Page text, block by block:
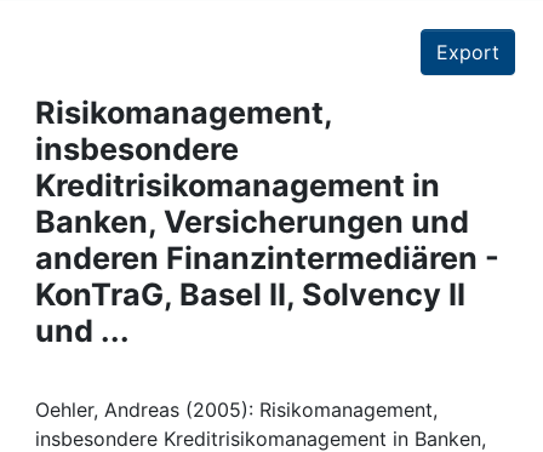
Projects
People
Institutions
Awards
Help
Export
Risikomanagement,
insbesondere
Kreditrisikomanagement in
Banken, Versicherungen und
anderen Finanzintermediären -
KonTraG, Basel II, Solvency II
und ...
Oehler, Andreas (2005): Risikomanagement,
insbesondere Kreditrisikomanagement in Banken,